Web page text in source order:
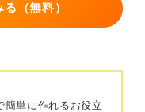
（無料）
簡単に作れるお役立